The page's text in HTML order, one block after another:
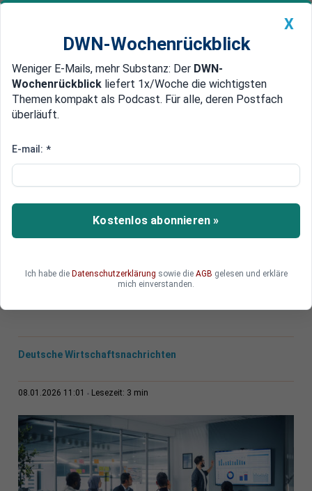
Newsticker MEIN DWN: Geldanlage Premium
Edelmetalle DWN-Magazin China
Private Städte im Vormarsch:
außerhalb des Staates
Tech-Unternehmer und Investoren entwickeln
weltweit neue Städte und Sonderzonen mit
Strukturen oder um die bewusste Umgehung
staatlicher Kontrolle?
Deutsche Wirtschaftsnachrichten
08.01.2026 11:01 Lesezeit: 3 min
X
DWN-Wochenrückblick
Weniger E-Mails, mehr Substanz: Der DWN-
Wochenrückblick liefert 1x/Woche die wichtigsten
Themen kompakt als Podcast. Für alle, deren Postfach
überläuft.
E-mail: *
Kostenlos abonnieren »
Ich habe die Datenschutzerklärung sowie die AGB gelesen und erkläre
mich einverstanden.